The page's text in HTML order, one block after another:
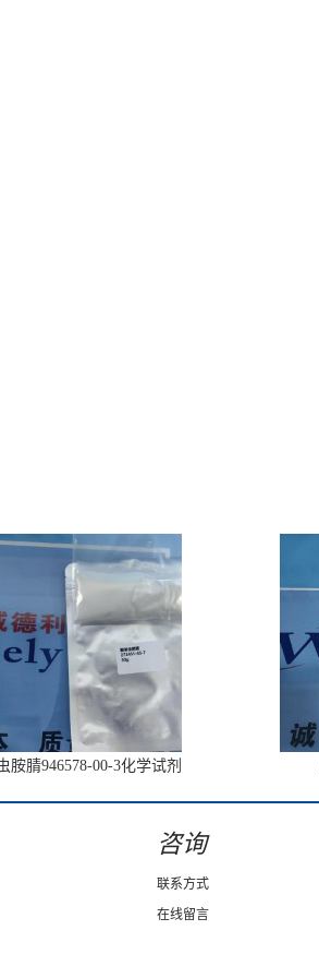
胺腈946578-00-3化学试剂
咨询
联系方式
在线留言